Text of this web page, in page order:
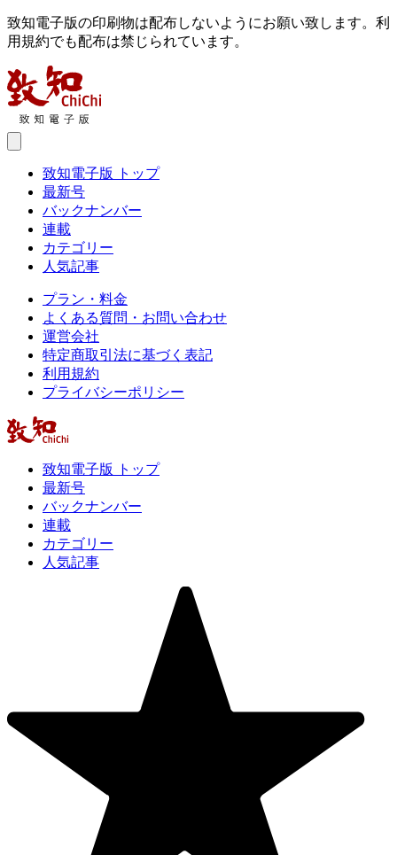
致知電子版の印刷物は配布しないようにお願い致します。利
用規約でも配布は禁じられています。
致知電子版 トップ
最新号
バックナンバー
連載
カテゴリー
人気記事
プラン・料金
よくある質問・お問い合わせ
運営会社
特定商取引法に基づく表記
利用規約
プライバシーポリシー
致知電子版 トップ
最新号
バックナンバー
連載
カテゴリー
人気記事